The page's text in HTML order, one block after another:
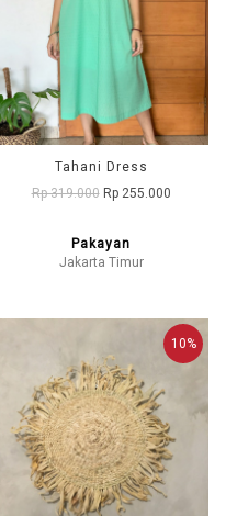
Tahani Dress
Rp 319.000 Rp 255.000
Pakayan
Jakarta Timur
10%